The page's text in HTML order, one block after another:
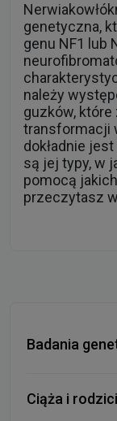
genetyczna,
genu NF1 lub
należy
guzków,
transformacji
dokładnie
są jej typy, w
pomocą
przeczytasz
Badania
Ciąża i